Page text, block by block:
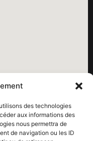
des technologies
aux informations des
nous permettra de
de navigation ou les ID
notre agenda